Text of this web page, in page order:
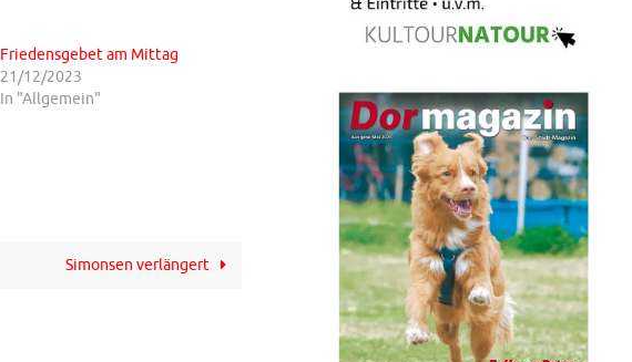
Friedensgebet am Mittag
21/12/2023
In "Allgemein"
Simonsen verlängert